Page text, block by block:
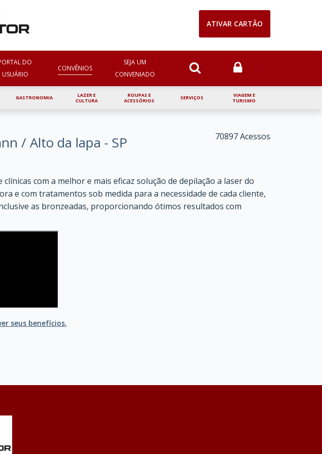
QUEM SOMOS
GASTRONOMIA
LAZER E
CULTURA
ROUPAS E
ACESSÓRIOS
SERVIÇOS
VIAGEM E
TURISMO
DO
USUÁRIO
CONVÊNIOS
SEJA UM
CONVENIADO
ATIVAR CARTÃO
70897 Acessos
/ Alto da lapa - SP
com a melhor e mais eficaz solução de depilação a laser do
e com tratamentos sob medida para a necessidade de cada cliente,
as bronzeadas, proporcionando ótimos resultados com
seus benefícios.